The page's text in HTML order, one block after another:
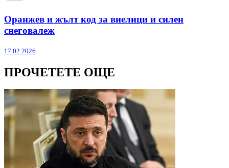
Оранжев и жълт код за виелици и силен
снеговалеж
17.02.2026
ПРОЧЕТЕТЕ ОЩЕ